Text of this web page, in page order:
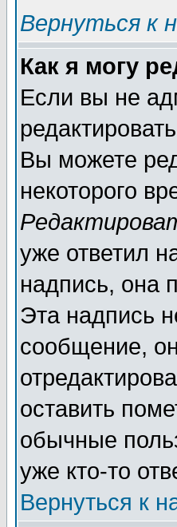
Вернуться к
Как я могу
Если вы не
Вы можете
некоторого
уже ответил
надпись, она
Эта надпись
сообщение,
оставить
обычные
уже кто-то
Вернуться к